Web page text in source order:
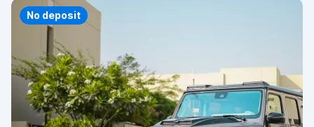
Priority
No deposit